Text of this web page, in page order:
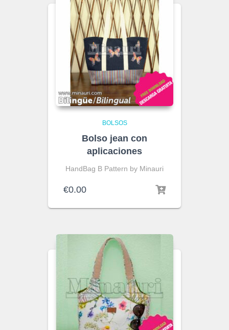
BOLSOS
Bolso jean con
aplicaciones
HandBag B Pattern by Minauri
€0.00